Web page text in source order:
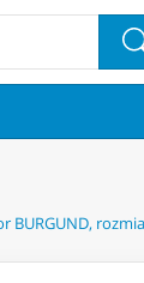
BURGUND,